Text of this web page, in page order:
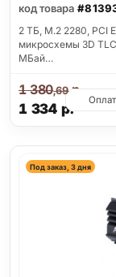
код товара
2 ТБ, M.2 2280, PCI
микросхемы 3D
МБай…
1 334 р.
1 380,69р.
Под заказ, 3 дня